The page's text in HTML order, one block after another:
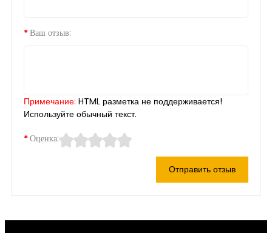
Ваш отзыв:
Примечание: HTML разметка не поддерживается!
Используйте обычный текст.
Оценка:
Отправить отзыв